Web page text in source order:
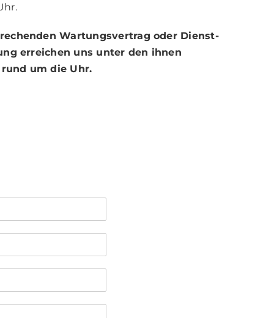
War­tungs­­­vertrag oder Dienst­­­­­
erreichen uns unter den ihnen
um die Uhr.